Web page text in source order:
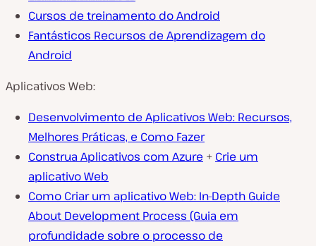
Cursos de treinamento do Android
Fantásticos Recursos de Aprendizagem do
Android
Aplicativos Web:
Desenvolvimento de Aplicativos Web: Recursos,
Melhores Práticas, e Como Fazer
Construa Aplicativos com Azure + Crie um
aplicativo Web
Como Criar um aplicativo Web: In-Depth Guide
About Development Process (Guia em
profundidade sobre o processo de